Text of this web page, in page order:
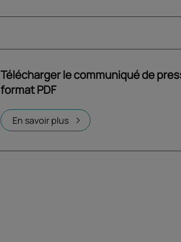
Télécharger le communiqué de
format PDF
En savoir plus